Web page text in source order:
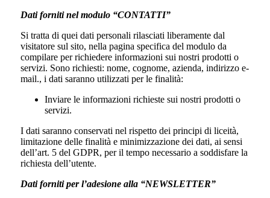
Dati forniti nel modulo “CONTATTI”
Si tratta di quei dati personali rilasciati liberamente dal
visitatore sul sito, nella pagina specifica del modulo da
compilare per richiedere informazioni sui nostri prodotti o
servizi. Sono richiesti: nome, cognome, azienda, indirizzo e-
mail., i dati saranno utilizzati per le finalità:
Inviare le informazioni richieste sui nostri prodotti o
servizi.
I dati saranno conservati nel rispetto dei principi di liceità,
limitazione delle finalità e minimizzazione dei dati, ai sensi
dell’art. 5 del GDPR, per il tempo necessario a soddisfare la
richiesta dell’utente.
Dati forniti per l’adesione alla “NEWSLETTER”